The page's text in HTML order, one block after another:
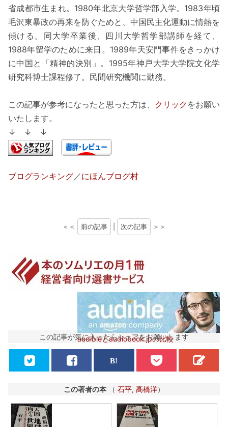
省成都市生まれ。1980年北京大学哲学部入学。1983年頃
毛沢東暴政の再来を防ぐためと、中国民主化運動に情熱を
傾ける。同大学卒業後、四川大学哲学部講師を経て、
1988年留学のために来日。1989年天安門事件をきっかけ
に中国と「精神的決別」。1995年神戸大学大学院文化学
研究科博士課程修了。民間研究機関に勤務。
この記事が参考になったと思った方は、 クリック をお願い
いたします。
↓ ↓ ↓
ブログランキング ／にほんブログ村
＜＜ 前の記事 次の記事 ＞＞
audibleとaudiobook.jpの比較
この記事が気に入ったらシェアをお願いします
この著者の本 （ 石平, 髙橋洋）